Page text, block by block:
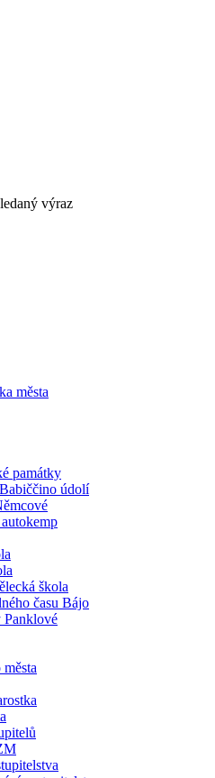
výraz
města
památky
údolí
škola
času Bájo